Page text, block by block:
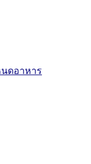
ดอาหาร